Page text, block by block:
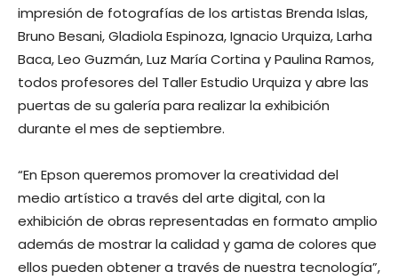
impresión de fotografías de los artistas Brenda Islas,
Bruno Besani, Gladiola Espinoza, Ignacio Urquiza, Larha
Baca, Leo Guzmán, Luz María Cortina y Paulina Ramos,
todos profesores del Taller Estudio Urquiza y abre las
puertas de su galería para realizar la exhibición
durante el mes de septiembre.
“En Epson queremos promover la creatividad del
medio artístico a través del arte digital, con la
exhibición de obras representadas en formato amplio
además de mostrar la calidad y gama de colores que
ellos pueden obtener a través de nuestra tecnología”,